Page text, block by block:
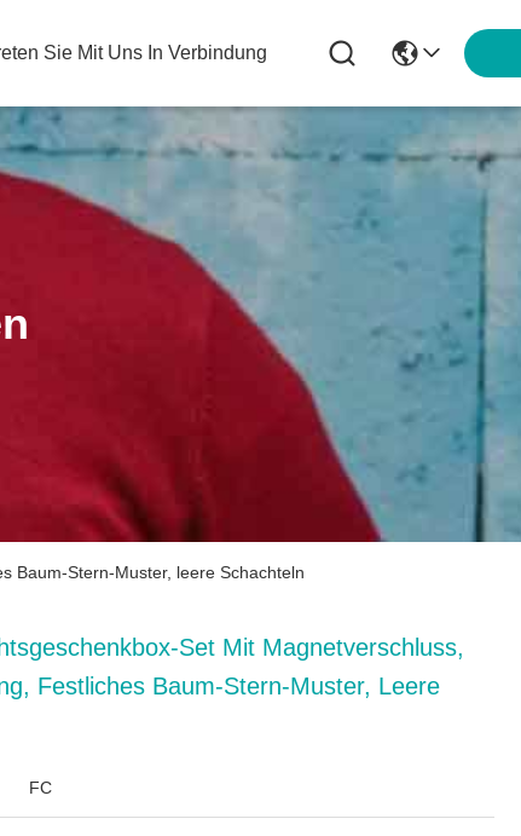
Sie Mit Uns In Verbindung
Baum-Stern-Muster, leere Schachteln
Set Mit Magnetverschluss,
Festliches Baum-Stern-Muster, Leere
FC